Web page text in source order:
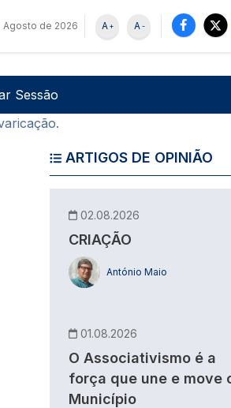
Agosto de 2026 -
A
+
A
de utilizador
Sessão
ARTIGOS DE OPINIÃO
02.08.2026
CRIAÇÃO
António Maio
01.08.2026
O Associativismo é a
força que une e move
Município